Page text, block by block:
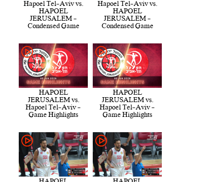
Hapoel Tel-Aviv vs.
HAPOEL
JERUSALEM -
Condensed Game
Hapoel Tel-Aviv vs.
HAPOEL
JERUSALEM -
Condensed Game
HAPOEL
JERUSALEM vs.
Hapoel Tel-Aviv -
Game Highlights
HAPOEL
JERUSALEM vs.
Hapoel Tel-Aviv -
Game Highlights